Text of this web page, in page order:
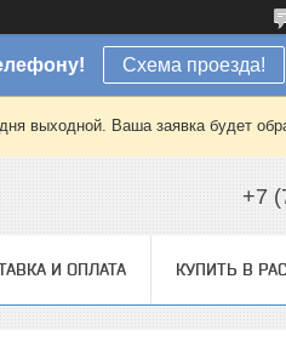
Схема проезда!
выходной. Ваша заявка будет
+7
И ОПЛАТА КУПИТЬ В